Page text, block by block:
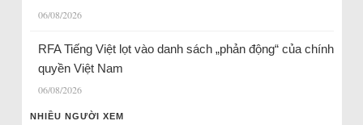
06/08/2026
RFA Tiếng Việt lọt vào danh sách „phản động“ của chính
quyền Việt Nam
06/08/2026
NHIỀU NGƯỜI XEM